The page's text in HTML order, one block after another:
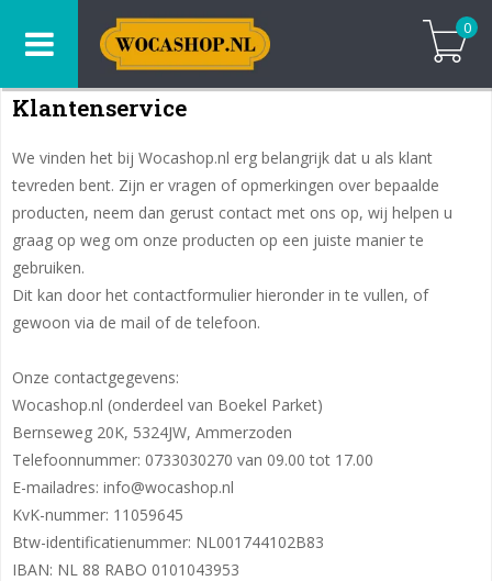
0
Klantenservice
We vinden het bij Wocashop.nl erg belangrijk dat u als klant
tevreden bent. Zijn er vragen of opmerkingen over bepaalde
producten, neem dan gerust contact met ons op, wij helpen u
graag op weg om onze producten op een juiste manier te
gebruiken.
Dit kan door het contactformulier hieronder in te vullen, of
gewoon via de mail of de telefoon.
Onze contactgegevens:
Wocashop.nl (onderdeel van Boekel Parket)
Bernseweg 20K, 5324JW, Ammerzoden
Telefoonnummer: 0733030270 van 09.00 tot 17.00
E-mailadres: info@wocashop.nl
KvK-nummer: 11059645
Btw-identificatienummer: NL001744102B83
IBAN: NL 88 RABO 0101043953